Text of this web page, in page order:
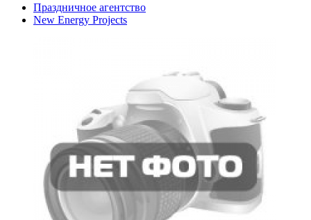
Праздничное агентство
New Energy Projects